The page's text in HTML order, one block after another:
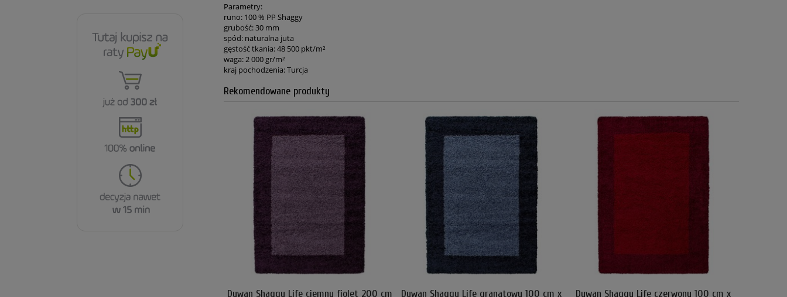
Parametry:
runo: 100 % PP Shaggy
grubość: 30 mm
spód: naturalna juta
gęstość tkania: 48 500 pkt/m²
waga: 2 000 gr/m²
kraj pochodzenia: Turcja
Rekomendowane produkty
Dywan Shaggy Life ciemny fiolet 200 cm Dywan Shaggy Life granatowy 100 cm x Dywan Shaggy Life czerwony 100 cm x